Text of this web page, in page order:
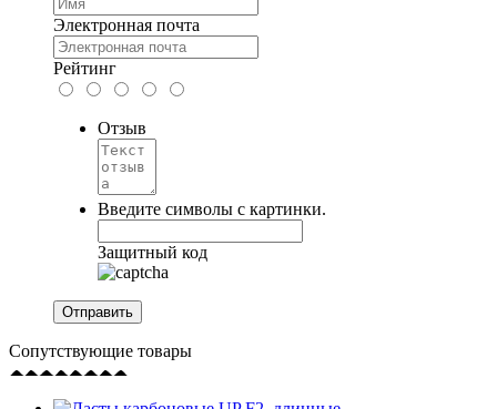
Электронная почта
Рейтинг
Отзыв
Введите символы с картинки.
Защитный код
Сопутствующие товары